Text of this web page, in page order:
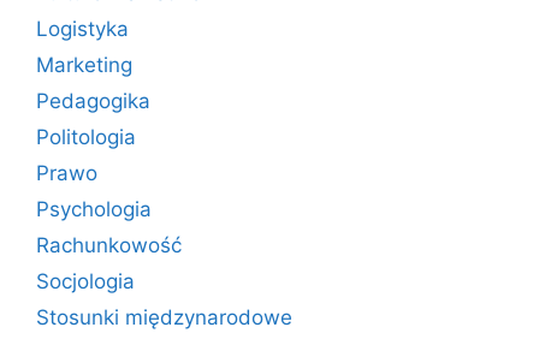
Logistyka
Marketing
Pedagogika
Politologia
Prawo
Psychologia
Rachunkowość
Socjologia
Stosunki międzynarodowe